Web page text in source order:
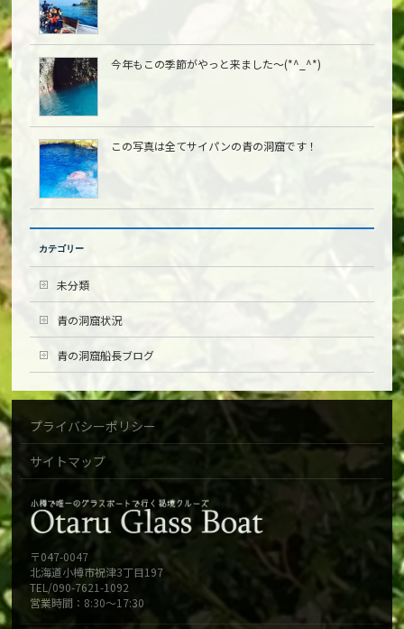
今年もこの季節がやっと来ました〜(*^_^*)
この写真は全てサイパンの青の洞窟です！
カテゴリー
未分類
青の洞窟状況
青の洞窟船長ブログ
プライバシーポリシー
サイトマップ
〒047-0047
北海道小樽市祝津3丁目197
TEL/090-7621-1092
営業時間：8:30～17:30